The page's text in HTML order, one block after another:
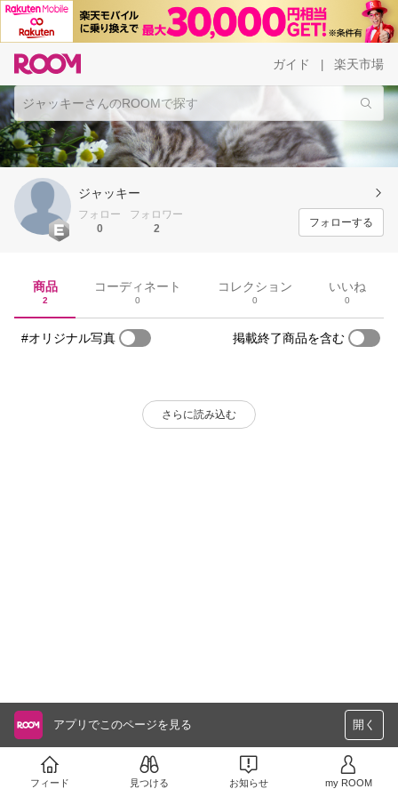
ガイド 楽天市場
ジャッキー
フォロー
0
フォロワー
2
フォローする
商品
2
コーディネート
0
コレクション
0
いいね
0
#オリジナル写真 掲載終了商品を含む
さらに読み込む
アプリでこのページを見る 開く
フィード 見つける お知らせ my ROOM